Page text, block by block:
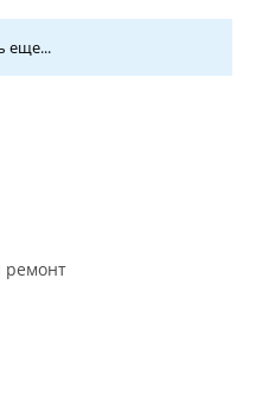
, став
по
китайские песни и
за знаменательную
просторах
в виде меня, как
компетентный ,
вам в карму!💌!!!
сделку под ключ,
нашла
без повреждений и в
документы для
еще...
ремонт